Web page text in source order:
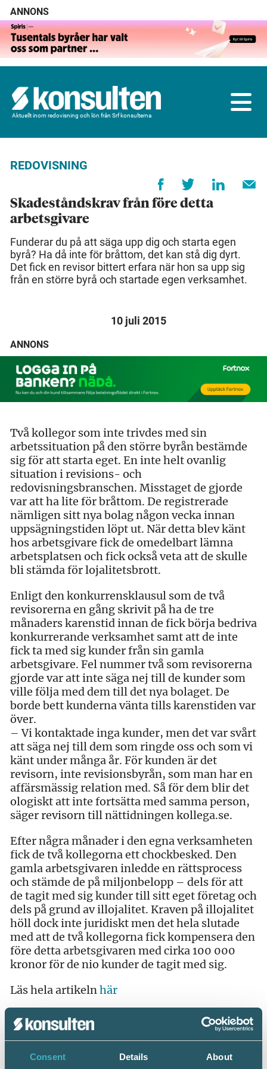
Consent Details About
ANNONS
Aktuellt inom redovisning och lön från Srf konsulterna
REDOVISNING
Skadeståndskrav från före detta
arbetsgivare
Funderar du på att säga upp dig och starta egen
byrå? Ha då inte för bråttom, det kan stå dig dyrt.
Det fick en revisor bittert erfara när hon sa upp sig
från en större byrå och startade egen verksamhet.
10 juli 2015
ANNONS
Två kollegor som inte trivdes med sin
arbetssituation på den större byrån bestämde
sig för att starta eget. En inte helt ovanlig
situation i revisions- och
redovisningsbranschen. Misstaget de gjorde
var att ha lite för bråttom. De registrerade
nämligen sitt nya bolag någon vecka innan
uppsägningstiden löpt ut. När detta blev känt
hos arbetsgivare fick de omedelbart lämna
arbetsplatsen och fick också veta att de skulle
bli stämda för lojalitetsbrott.
Enligt den konkurrensklausul som de två
revisorerna en gång skrivit på ha de tre
månaders karenstid innan de fick börja bedriva
konkurrerande verksamhet samt att de inte
fick ta med sig kunder från sin gamla
arbetsgivare. Fel nummer två som revisorerna
gjorde var att inte säga nej till de kunder som
ville följa med dem till det nya bolaget. De
borde bett kunderna vänta tills karenstiden var
över.
– Vi kontaktade inga kunder, men det var svårt
att säga nej till dem som ringde oss och som vi
känt under många år. För kunden är det
revisorn, inte revisionsbyrån, som man har en
affärsmässig relation med. Så för dem blir det
ologiskt att inte fortsätta med samma person,
säger revisorn till nättidningen kollega.se.
Efter några månader i den egna verksamheten
fick de två kollegorna ett chockbesked. Den
gamla arbetsgivaren inledde en rättsprocess
och stämde de på miljonbelopp – dels för att
de tagit med sig kunder till sitt eget företag och
dels på grund av illojalitet. Kraven på illojalitet
höll dock inte juridiskt men det hela slutade
med att de två kollegorna fick kompensera den
före detta arbetsgivaren med cirka 100 000
kronor för de nio kunder de tagit med sig.
Läs hela artikelnhär